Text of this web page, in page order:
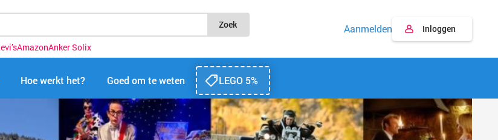
Zoek
AmazonAnker Solix
Aanmelden Inloggen
Hoe werkt het? Goed om te weten LEGO 5%